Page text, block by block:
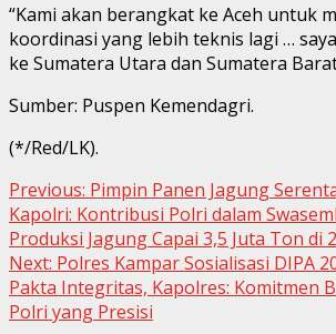
“Kami akan berangkat ke Aceh untuk
koordinasi yang lebih teknis lagi …
ke Sumatera Utara dan Sumatera
Sumber: Puspen Kemendagri.
(*/Red/LK).
Continue
Reading
Previous: Pimpin Panen Jagung
Kapolri: Kontribusi Polri dalam
Produksi Jagung Capai 3,5 Juta Ton di
Next: Polres Kampar Sosialisasi DIPA
Pakta Integritas, Kapolres: Komitmen
Polri yang Presisi